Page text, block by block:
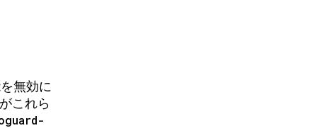
無効に
これら